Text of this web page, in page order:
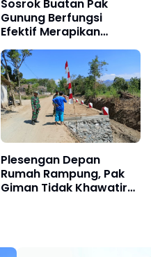
Sosrok Buatan Pak
Gunung Berfungsi
Efektif Merapikan
Pasangan Batu Talud
Jembatan Bibis
Plesengan Depan
Rumah Rampung, Pak
Giman Tidak Khawatir